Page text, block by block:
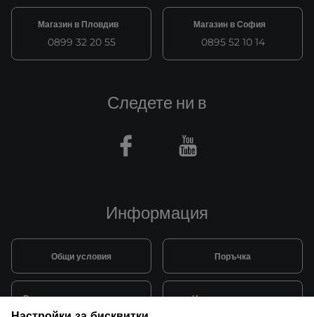
Магазин в Пловдив
0899 32 20 55
Магазин в София
0895 52 10 14
Информация
Общи условия Поръчка
Видове и цена за транспорт Начини на плащане
Следете ни в
Facebook Youtube